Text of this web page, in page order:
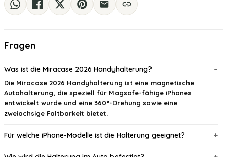
Fragen
Was ist die Miracase 2026 Handyhalterung?
Die Miracase 2026 Handyhalterung ist eine magnetische
Autohalterung, die speziell für Magsafe-fähige iPhones
entwickelt wurde und eine 360°-Drehung sowie eine
zweiachsige Faltbarkeit bietet.
Für welche iPhone-Modelle ist die Halterung geeignet?
Wie wird die Halterung im Auto befestigt?